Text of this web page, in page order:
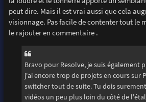
peut dire. Mais il est vrai aussi que cela
visionnage. Pas facile de contenter tout le
le rajouter en commentaire .
Bravo pour Resolve, je suis également
j'ai encore trop de projets en cours sur
switcher tout de suite. Tu dois
vidéos un peu plus loin du côté de